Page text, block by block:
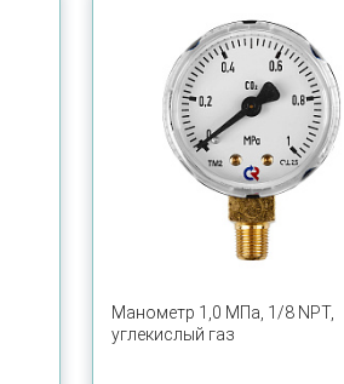
Манометр 1,0 МПа, 1/8 NPT,
углекислый газ